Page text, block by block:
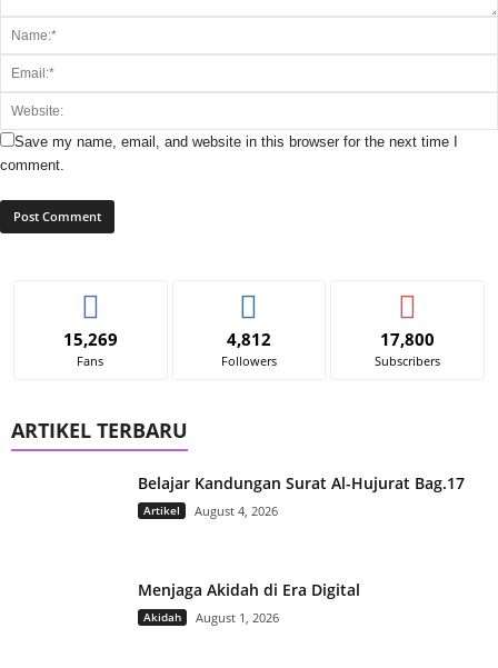
Save my name, email, and website in this browser for the next time I
comment.
15,269
Fans
4,812
Followers
17,800
Subscribers
ARTIKEL TERBARU
Belajar Kandungan Surat Al-Hujurat Bag.17
Artikel August 4, 2026
Menjaga Akidah di Era Digital
Akidah August 1, 2026